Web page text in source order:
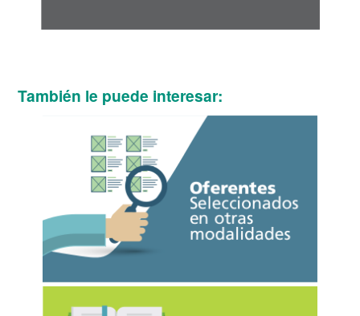
También le puede interesar: